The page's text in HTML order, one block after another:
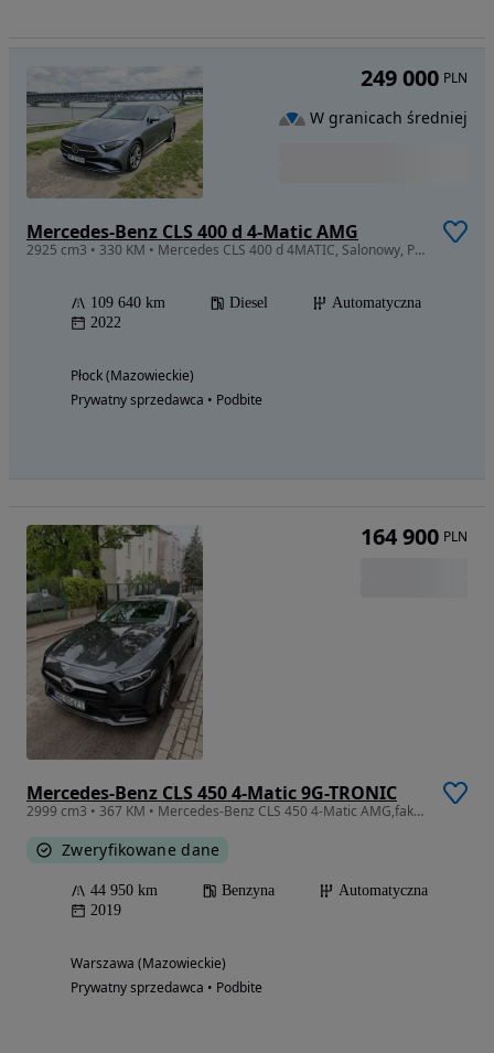
Mercedes-Benz CLS 400 d 4-Matic AMG
2925 cm3 • 330 KM • Mercedes CLS 400 d 4MATIC, Salonowy, Pierwszy Właściciel
109 640 km Diesel
Automatyczna
2022
Płock (Mazowieckie)
Prywatny sprzedawca • Podbite
249 000 PLN
W granicach średniej
Mercedes-Benz CLS 450 4-Matic 9G-TRONIC
2999 cm3 • 367 KM • Mercedes-Benz CLS 450 4-Matic AMG,faktura VAT
Zweryfikowane dane
44 950 km Benzyna
Automatyczna
2019
Warszawa (Mazowieckie)
Prywatny sprzedawca • Podbite
164 900 PLN